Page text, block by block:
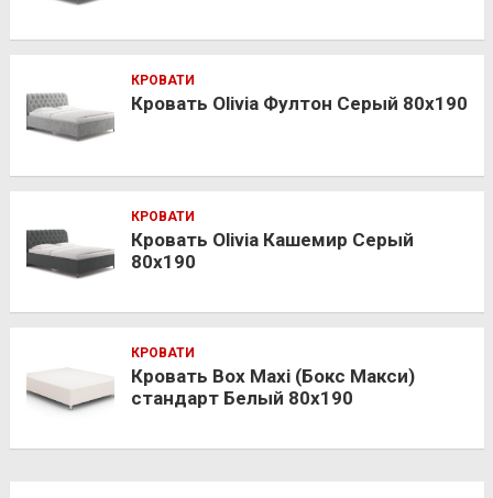
КРОВАТИ
Кровать Olivia Фултон Серый 80х190
КРОВАТИ
Кровать Olivia Кашемир Серый
80х190
КРОВАТИ
Кровать Box Maxi (Бокс Макси)
стандарт Белый 80х190